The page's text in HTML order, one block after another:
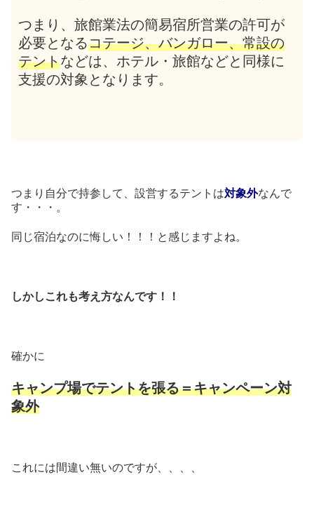
つまり、旅館業法の簡易宿所営業の許可が
必要となるコテージ、バンガロー、常設の
テントなどは、ホテル・旅館などと同様に
支援の対象となります。
つまり自分で持参して、設営するテントは対象外なんで
す・・・。
同じ宿泊なのに悔しい！！！と感じますよね。
しかしこれも考え方なんです！！
確かに
キャンプ場でテントを張る＝キャンペーン対
象外
これには間違い無いのですが、、、、